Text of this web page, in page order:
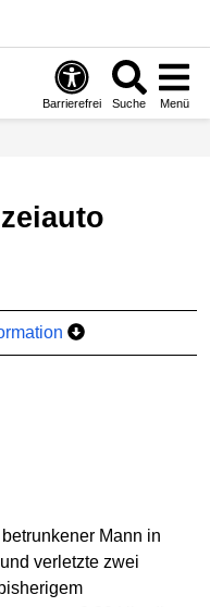
Barrierefrei Suche Menü
Mann in
verletzte zwei